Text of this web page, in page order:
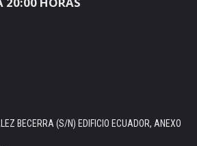
BECERRA (S/N) EDIFICIO ECUADOR, ANEXO